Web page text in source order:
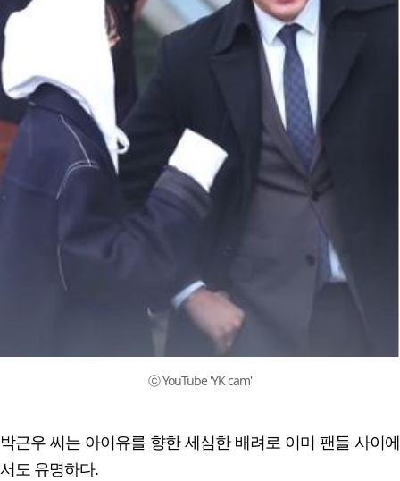
ⓒ YouTube 'YK cam'
박근우 씨는 아이유를 향한 세심한 배려로 이미 팬들 사이에
서도 유명하다.